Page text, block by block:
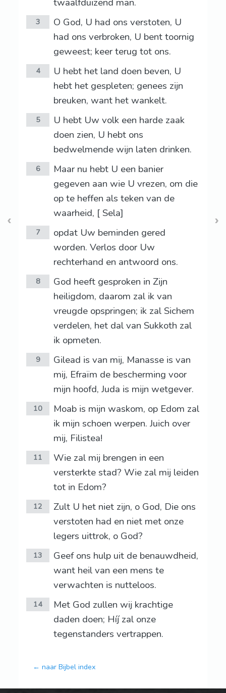
twaalfduizend man.
3
O God, U had ons verstoten, U
had ons verbroken, U bent toornig
geweest; keer terug tot ons.
4
U hebt het land doen beven, U
hebt het gespleten; genees zijn
breuken, want het wankelt.
5
U hebt Uw volk een harde zaak
doen zien, U hebt ons
bedwelmende wijn laten drinken.
6
Maar nu hebt U een banier
gegeven aan wie U vrezen, om die
op te heffen als teken van de
waarheid, [ Sela]
7
opdat Uw beminden gered
worden. Verlos door Uw
rechterhand en antwoord ons.
8
God heeft gesproken in Zijn
heiligdom, daarom zal ik van
vreugde opspringen; ik zal Sichem
verdelen, het dal van Sukkoth zal
ik opmeten.
9
Gilead is van mij, Manasse is van
mij, Efraïm de bescherming voor
mijn hoofd, Juda is mijn wetgever.
10
Moab is mijn waskom, op Edom zal
ik mijn schoen werpen. Juich over
mij, Filistea!
11
Wie zal mij brengen in een
versterkte stad? Wie zal mij leiden
tot in Edom?
12
Zult U het niet zijn, o God, Die ons
verstoten had en niet met onze
legers uittrok, o God?
13
Geef ons hulp uit de benauwdheid,
want heil van een mens te
verwachten is nutteloos.
14
Met God zullen wij krachtige
daden doen; Híj zal onze
tegenstanders vertrappen.
← naar Bijbel index